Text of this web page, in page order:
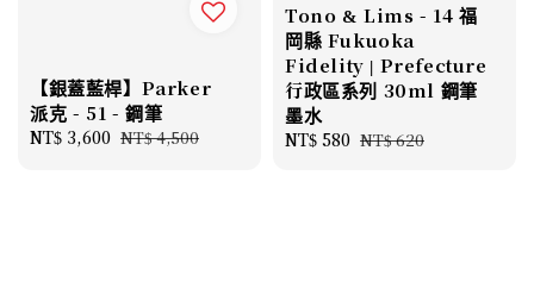
【銀蓋藍桿】Parker
派克 - 51 - 鋼筆
Sale
NT$ 3,600 Regular
NT$ 4,500
Tono & Lims - 14 福
岡縣 Fukuoka
Fidelity | Prefecture
行政區系列 30ml 鋼筆
墨水
Sale
NT$ 580 Regular
NT$ 620